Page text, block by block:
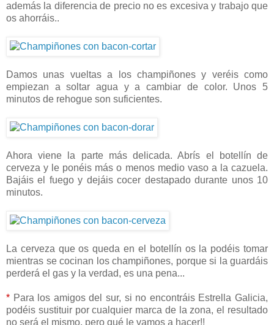
además la diferencia de precio no es excesiva y trabajo que
os ahorráis..
Damos unas vueltas a los champiñones y veréis como
empiezan a soltar agua y a cambiar de color. Unos 5
minutos de rehogue son suficientes.
Ahora viene la parte más delicada. Abrís el botellín de
cerveza y le ponéis más o menos medio vaso a la cazuela.
Bajáis el fuego y dejáis cocer destapado durante unos 10
minutos.
La cerveza que os queda en el botellín os la podéis tomar
mientras se cocinan los champiñones, porque si la guardáis
perderá el gas y la verdad, es una pena...
* Para los amigos del sur, si no encontráis Estrella Galicia,
podéis sustituir por cualquier marca de la zona, el resultado
no será el mismo, pero qué le vamos a hacer!!